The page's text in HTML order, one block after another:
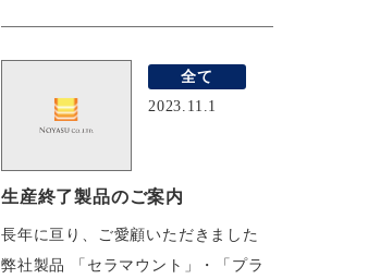
全て
2023.11.1
生産終了製品のご案内
長年に亘り、ご愛顧いただきました
弊社製品 「セラマウント」・「プラ